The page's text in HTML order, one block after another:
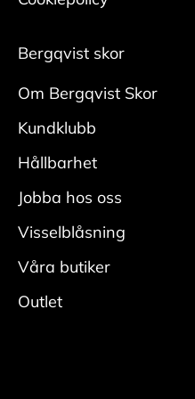
Någon gång per
• Ta ur skosnören och
en mockaborste. Var
• Fukta skon
med
• Skölj av skorna
rengöring.
avsluta
genom att fräscha upp
Bergqvist skor
Om Bergqvist Skor
Kundklubb
Hållbarhet
Jobba hos oss
Visselblåsning
Våra butiker
Outlet